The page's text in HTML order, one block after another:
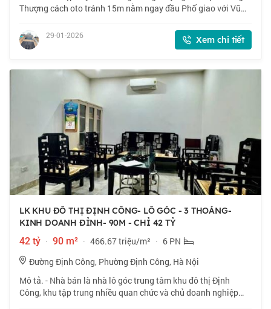
Thượng cách oto tránh 15m nằm ngay đầu Phố giao với Vũ
Định Công và dự án cảnh quan Ve
29-01-2026 Xem chi tiết
LK KHU ĐÔ THỊ ĐỊNH CÔNG- LÔ GÓC - 3 THOÁNG-
KINH DOANH ĐỈNH- 90M - CHỈ 42 TỶ
42 tỷ · 90 m² · 466.67 triệu/m² · 6 PN
Đường Định Công, Phường Định Công, Hà Nội
Mô tả. - Nhà bán là nhà lô góc trung tâm khu đô thị Định
Công, khu tập trung nhiều quan chức và chủ doanh nghiệp